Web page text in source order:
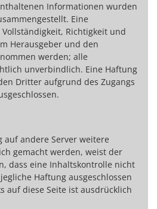
Informationen wurden
Eine
Richtigkeit und
Herausgeber und den
werden; alle
unverbindlich. Eine Haftung
Dritter aufgrund des Zugangs
auf andere Server weitere
gemacht werden, weist der
dass eine Inhaltskontrolle nicht
Haftung ausgeschlossen
auf diese Seite ist ausdrücklich